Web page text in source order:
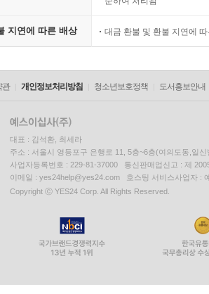
지연에 따른 배상 대금 환불 및 환불 지연에
관 개인정보처리방침 청소년보호정책 도서홍보안내
대표 : 김석환, 최세라
주소 : 서울시 영등포구 은행로 11, 5층~6층(여의도동,일신
사업자등록번호 : 229-81-37000 통신판매업신고 : 제
이메일 : yes24help@yes24.com 호스팅 서비스사업자 :
Copyright ⓒ YES24 Corp. All Rights Reserved.